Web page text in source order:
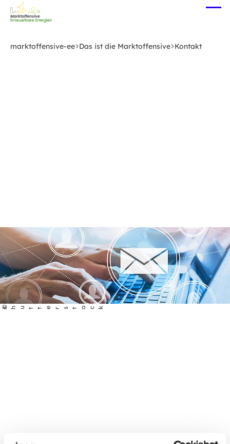
Zum
Hauptinhalt
marktoffensive-ee Das ist die Marktoffensive Kontakt
© shutterstock